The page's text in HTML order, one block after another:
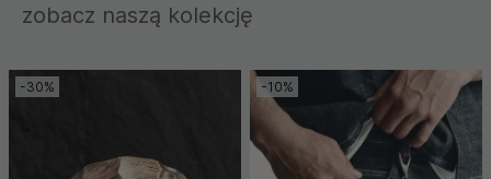
zobacz naszą kolekcję
-30% -10%